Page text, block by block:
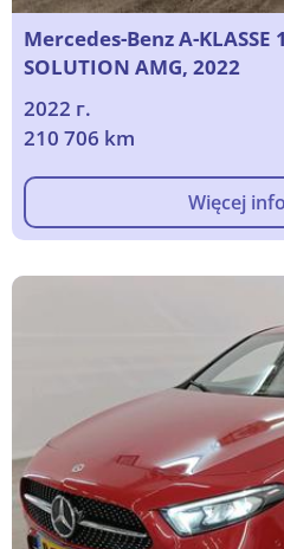
Mercedes-Benz A-KLASSE
SOLUTION AMG, 2022
2022 г.
210 706 km
Więcej